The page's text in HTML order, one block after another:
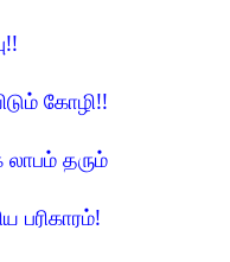
கோழி!!
தரும்
பரிகாரம்!